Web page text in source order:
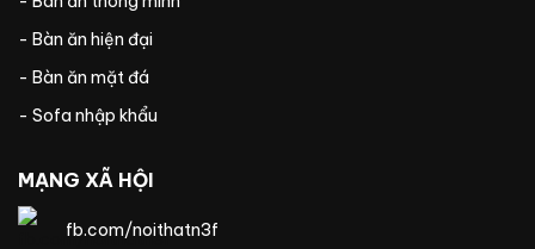
- Bàn ăn hiện đại
- Bàn ăn mặt đá
- Sofa nhập khẩu
MẠNG XÃ HỘI
fb.com/noithatn3f